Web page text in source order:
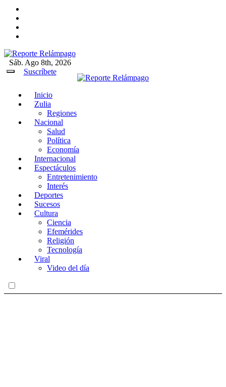
Reporte Relámpago
Claridad y rigor en cada noticia
Sáb. Ago 8th, 2026
Suscríbete
Inicio
Zulia
Regiones
Nacional
Salud
Política
Economía
Internacional
Espectáculos
Entretenimiento
Interés
Deportes
Sucesos
Cultura
Ciencia
Efemérides
Religión
Tecnología
Viral
Video del día